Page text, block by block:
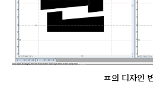
ㅍ의 디자인